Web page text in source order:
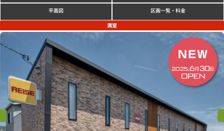
ご契約の流れ・お支払方法
よくあるご質問
PICK UP!
お問い合わせ
会社概要
特定商取引法に基づく表示
プライバシーポリシー
平面図 区画一覧・料金
満室
Previous